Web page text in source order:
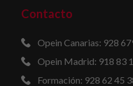
Contacto
Opein Canarias: 928
Opein Madrid: 918 83
Formación: 928 62 45